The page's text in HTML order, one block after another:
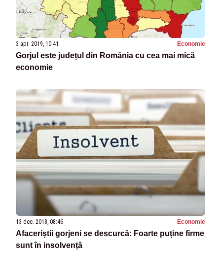
3 apr. 2019, 10:41 Economie
Gorjul este județul din România cu cea mai mică
economie
13 dec. 2018, 08:46 Economie
Afaceriștii gorjeni se descurcă: Foarte puține firme
sunt în insolvență